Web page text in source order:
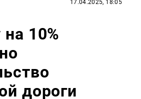
17.04.2025, 18:05
10%
дороги